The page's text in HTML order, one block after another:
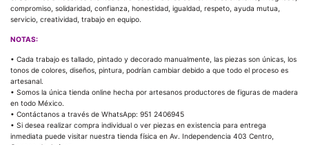
compromiso, solidaridad, confianza, honestidad, igualdad, respeto, ayuda mutua,
servicio, creatividad, trabajo en equipo.
NOTAS:
• Cada trabajo es tallado, pintado y decorado manualmente, las piezas son únicas, los
tonos de colores, diseños, pintura, podrían cambiar debido a que todo el proceso es
artesanal.
• Somos la única tienda online hecha por artesanos productores de figuras de madera
en todo México.
• Contáctanos a través de WhatsApp: 951 2406945
• Si desea realizar compra individual o ver piezas en existencia para entrega
inmediata puede visitar nuestra tienda física en Av. Independencia 403 Centro,